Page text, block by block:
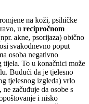
na koži, psihičke
u recipročnom
akne, psorijaza) obično
svakodnevno poput
osoba negativno
To u konačnici može
Budući da je tjelesno
tjelesnog izgleda) vrlo
začuđuje da osobe s
i nisko